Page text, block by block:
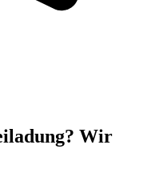
Wir